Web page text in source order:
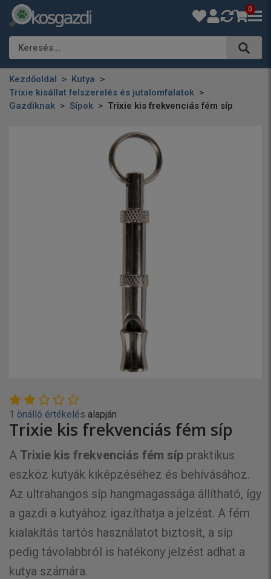
0
Keresés…
Kezdőoldal
Kutya
Trixie kisállat felszerelés és jutalomfalatok
Gazdiknak
Sípok Trixie kis frekvenciás fém síp
1 önálló értékelés alapján
Trixie kis frekvenciás fém síp
A Trixie kis frekvenciás fém síp praktikus
eszköz kutyák kiképzéséhez és behívásához.
Az ultrahangos síp hangmagassága állítható, így
a gazdi a kutyához igazíthatja a jelzést. A fém
kialakítás tartós használatot biztosít, a síp
pedig távolabbról is hatékony jelzést adhat a
kutya számára.